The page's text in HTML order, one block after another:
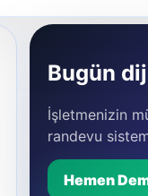
Bugün
İşletmenizin
randevu
Hemen